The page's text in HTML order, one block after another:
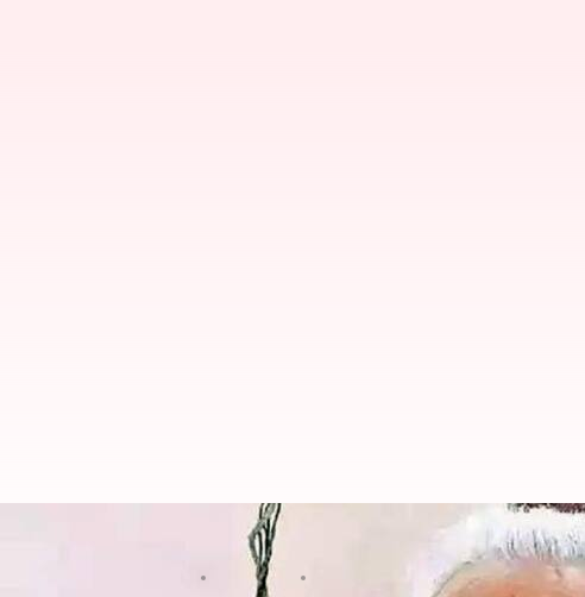
గజపతినగరం మాజీ ఎమ్మెల్యే తాడ్డి
Jun 19, 2023